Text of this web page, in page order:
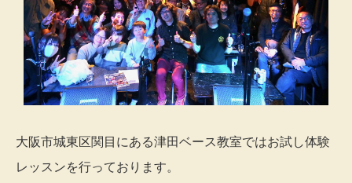
大阪市城東区関目にある津田ベース教室ではお試し体験
レッスンを行っております。